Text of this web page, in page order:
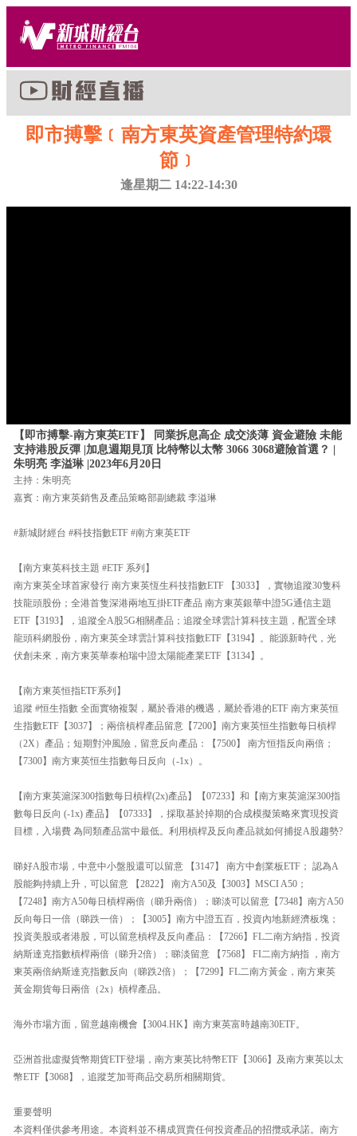
即市搏擊﹝南方東英資產管理特約環
節﹞
逢星期二 14:22-14:30
【即市搏擊-南方東英ETF】 同業拆息高企 成交淡薄 資金避險 未能
支持港股反彈 |加息週期見頂 比特幣以太幣 3066 3068避險首選？ |
朱明亮 李溢琳 |2023年6月20日
主持：朱明亮
嘉賓：南方東英銷售及產品策略部副總裁 李溢琳
#新城財經台 #科技指數ETF #南方東英ETF
【南方東英科技主題 #ETF 系列】
南方東英全球首家發行 南方東英恆生科技指數ETF 【3033】，實物追蹤30隻科
技龍頭股份；全港首隻深港兩地互掛ETF產品 南方東英銀華中證5G通信主題
ETF【3193】，追蹤全A股5G相關產品；追蹤全球雲計算科技主題，配置全球
龍頭科網股份，南方東英全球雲計算科技指數ETF【3194】。能源新時代，光
伏創未來，南方東英華泰柏瑞中證太陽能產業ETF【3134】。
【南方東英恒指ETF系列】
追蹤 #恒生指數 全面實物複製，屬於香港的機遇，屬於香港的ETF 南方東英恒
生指數ETF【3037】；兩倍槓桿產品留意【7200】南方東英恒生指數每日槓桿
（2X）產品；短期對沖風險，留意反向產品：【7500】 南方恒指反向兩倍；
【7300】南方東英恒生指數每日反向（-1x）。
【南方東英滬深300指數每日槓桿(2x)產品】【07233】和【南方東英滬深300指
數每日反向 (-1x) 產品】【07333】，採取基於掉期的合成模擬策略來實現投資
目標，入場費 為同類產品當中最低。利用槓桿及反向產品就如何捕捉A股趨勢?
睇好A股市場，中意中小盤股還可以留意 【3147】 南方中創業板ETF； 認為A
股能夠持續上升，可以留意 【2822】 南方A50及【3003】MSCI A50；
【7248】南方A50每日槓桿兩倍（睇升兩倍）；睇淡可以留意【7348】南方A50
反向每日一倍（睇跌一倍）；【3005】南方中證五百，投資內地新經濟板塊；
投資美股或者港股，可以留意槓桿及反向產品：【7266】FL二南方納指，投資
納斯達克指數槓桿兩倍（睇升2倍）；睇淡留意 【7568】 FI二南方納指 ，南方
東英兩倍納斯達克指數反向（睇跌2倍）；【7299】FL二南方黃金，南方東英
黃金期貨每日兩倍（2x）槓桿產品。
海外市場方面，留意越南機會【3004.HK】南方東英富時越南30ETF。
亞洲首批虛擬貨幣期貨ETF登場，南方東英比特幣ETF【3066】及南方東英以太
幣ETF【3068】，追蹤芝加哥商品交易所相關期貨。
重要聲明
本資料僅供參考用途。本資料並不構成買賣任何投資產品的招攬或承諾。南方